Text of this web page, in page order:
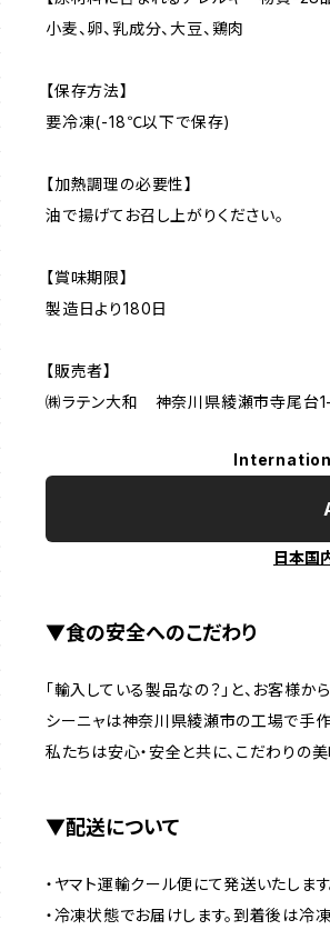
小麦、卵、乳成分、大豆、鶏肉
【保存方法】
要冷凍(-18℃以下で保存)
【加熱調理の必要性】
油で揚げてお召し上がりください。
【賞味期限】
製造日より180日
【販売者】
㈱ラテン大和 神奈川県綾瀬市寺尾台
日本国
▼食の安全へのこだわり
「輸入している製品なの？」と、お客様
シーニャは神奈川県綾瀬市の工場で手作
私たちは安心・安全と共に、こだわりの
▼配送について
・ヤマト運輸クール便にて発送いたします
・冷凍状態でお届けします。到着後は冷